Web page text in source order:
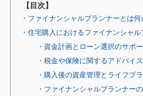
【目次】
・ファイナンシャルプランナーとは何
・住宅購入におけるファイナンシャ
・資金計画とローン選択のサポ
・税金や保険に関するアドバイス
・購入後の資産管理とライフプ
・ファイナンシャルプランナー